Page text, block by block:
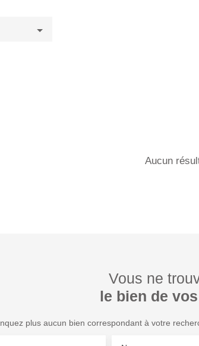
Aucun
Vous ne
le bien de
plus aucun bien correspondant à votre